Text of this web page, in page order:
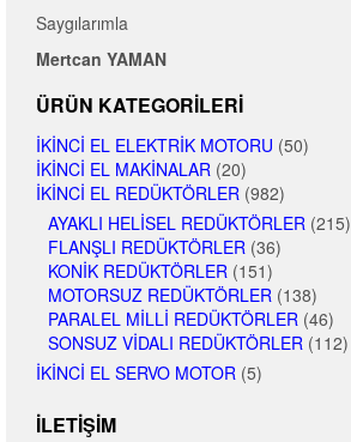
Saygılarımla
Mertcan YAMAN
ÜRÜN KATEGORILERI
İKINCI EL ELEKTRIK MOTORU (50)
İKINCI EL MAKINALAR (20)
İKINCI EL REDÜKTÖRLER (982)
AYAKLI HELISEL REDÜKTÖRLER (215)
FLANŞLI REDÜKTÖRLER (36)
KONIK REDÜKTÖRLER (151)
MOTORSUZ REDÜKTÖRLER (138)
PARALEL MILLI REDÜKTÖRLER (46)
SONSUZ VIDALI REDÜKTÖRLER (112)
İKINCI EL SERVO MOTOR (5)
İLETIŞIM